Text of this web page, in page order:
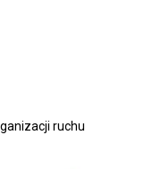
ruchu